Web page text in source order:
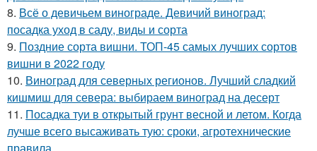
8. Всё о девичьем винограде. Девичий виноград:
посадка уход в саду, виды и сорта
9. Поздние сорта вишни. ТОП-45 самых лучших сортов
вишни в 2022 году
10. Виноград для северных регионов. Лучший сладкий
кишмиш для севера: выбираем виноград на десерт
11. Посадка туи в открытый грунт весной и летом. Когда
лучше всего высаживать тую: сроки, агротехнические